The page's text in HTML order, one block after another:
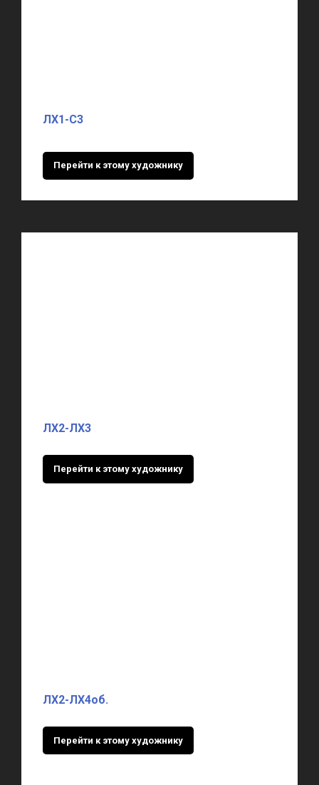
ЛХ1-С3
Перейти к этому художнику
ЛХ2-ЛХ3
Перейти к этому художнику
ЛХ2-ЛХ4об.
Перейти к этому художнику